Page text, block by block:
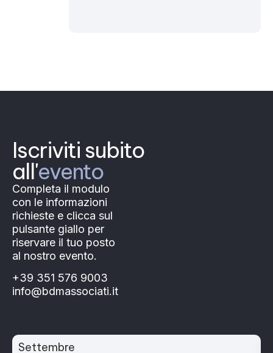
Iscriviti subito
all'evento
Completa il modulo
con le informazioni
richieste e clicca sul
pulsante giallo per
riservare il tuo posto
al nostro evento.
+39 351 576 9003
info@bdmassociati.it
Settembre